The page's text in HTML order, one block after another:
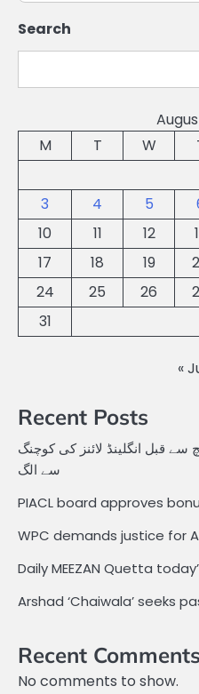
Search
M
T W
3
4 5
10
11 12
17
18 19
24
25 26
31
«
Recent Posts
قبل انگلینڈ لائنز کی کوچنگ
سے الگ
PIACL board approves
WPC demands justice for
Daily MEEZAN Quetta
Arshad ‘Chaiwala’ seeks
Recent Comments
No comments to show.